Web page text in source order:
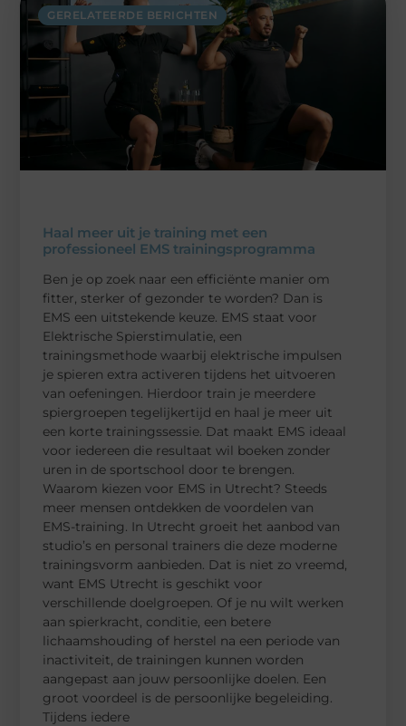
GERELATEERDE BERICHTEN
Haal meer uit je training met een
professioneel EMS trainingsprogramma
Ben je op zoek naar een efficiënte manier om
fitter, sterker of gezonder te worden? Dan is
EMS een uitstekende keuze. EMS staat voor
Elektrische Spierstimulatie, een
trainingsmethode waarbij elektrische impulsen
je spieren extra activeren tijdens het uitvoeren
van oefeningen. Hierdoor train je meerdere
spiergroepen tegelijkertijd en haal je meer uit
een korte trainingssessie. Dat maakt EMS ideaal
voor iedereen die resultaat wil boeken zonder
uren in de sportschool door te brengen.
Waarom kiezen voor EMS in Utrecht? Steeds
meer mensen ontdekken de voordelen van
EMS-training. In Utrecht groeit het aanbod van
studio’s en personal trainers die deze moderne
trainingsvorm aanbieden. Dat is niet zo vreemd,
want EMS Utrecht is geschikt voor
verschillende doelgroepen. Of je nu wilt werken
aan spierkracht, conditie, een betere
lichaamshouding of herstel na een periode van
inactiviteit, de trainingen kunnen worden
aangepast aan jouw persoonlijke doelen. Een
groot voordeel is de persoonlijke begeleiding.
Tijdens iedere